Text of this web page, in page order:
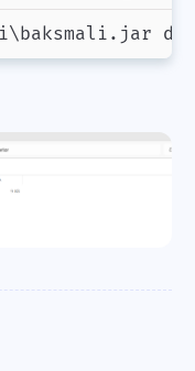
\baksmali.jar